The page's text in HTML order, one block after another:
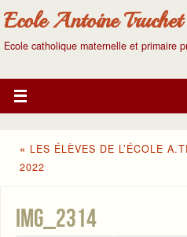
Ecole Antoine Truchet
Ecole catholique maternelle et primaire
« LES ÉLÈVES DE L’ÉCOLE
2022
IMG_2314